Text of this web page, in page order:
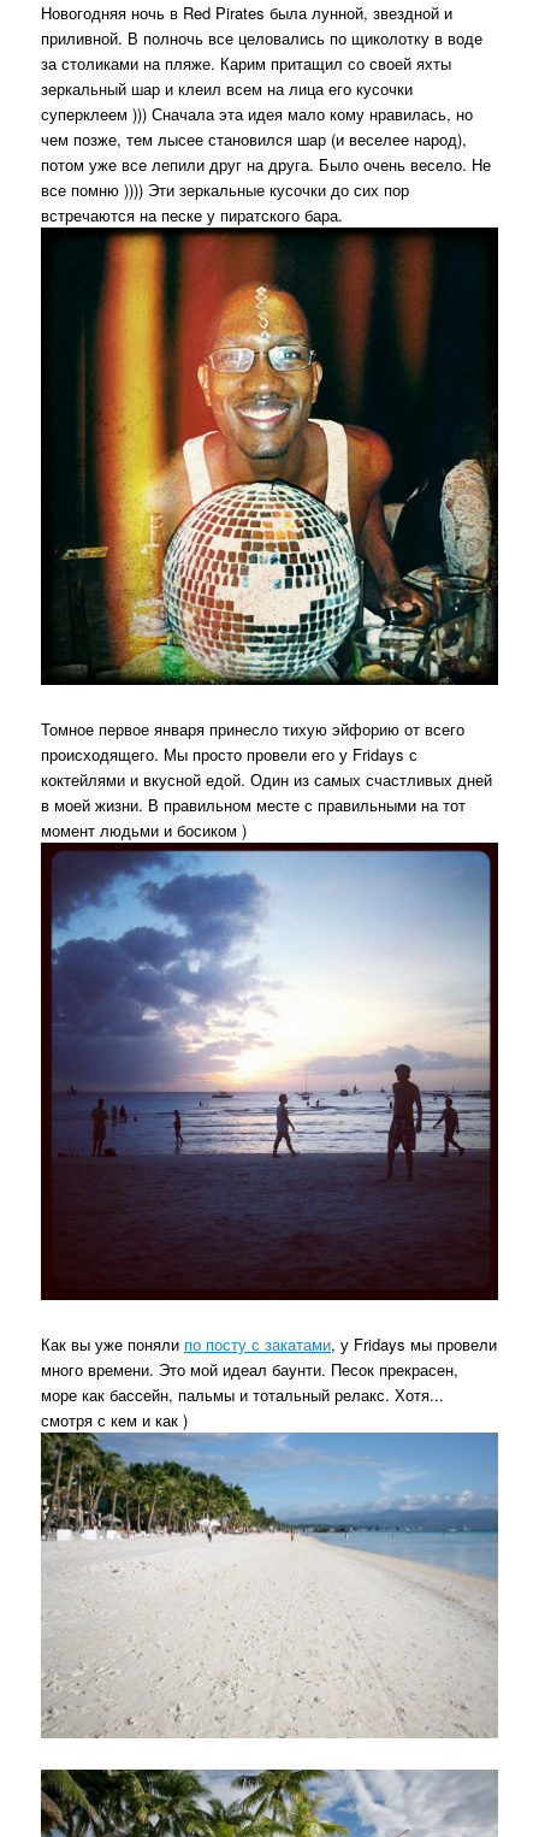
Новогодняя ночь в Red Pirates была лунной, звездной и
приливной. В полночь все целовались по щиколотку в воде
за столиками на пляже. Карим притащил со своей яхты
зеркальный шар и клеил всем на лица его кусочки
суперклеем ))) Сначала эта идея мало кому нравилась, но
чем позже, тем лысее становился шар (и веселее народ),
потом уже все лепили друг на друга. Было очень весело. Не
все помню )))) Эти зеркальные кусочки до сих пор
встречаются на песке у пиратского бара.
Томное первое января принесло тихую эйфорию от всего
происходящего. Мы просто провели его у Fridays с
коктейлями и вкусной едой. Один из самых счастливых дней
в моей жизни. В правильном месте с правильными на тот
момент людьми и босиком )
Как вы уже поняли по посту с закатами, у Fridays мы провели
много времени. Это мой идеал баунти. Песок прекрасен,
море как бассейн, пальмы и тотальный релакс. Хотя...
смотря с кем и как )